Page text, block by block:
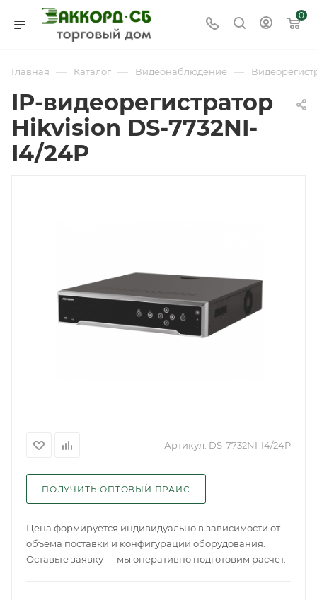
0
Главная — Каталог — Видеонаблюдение —
IP-видеорегистратор
Hikvision DS-7732NI-
I4/24P
Артикул: DS-7732NI-I4/24P
ПОЛУЧИТЬ ОПТОВЫЙ ПРАЙС
Цена формируется индивидуально в зависимости от
объема поставки и конфигурации оборудования.
Оставьте заявку — мы оперативно подготовим расчет.